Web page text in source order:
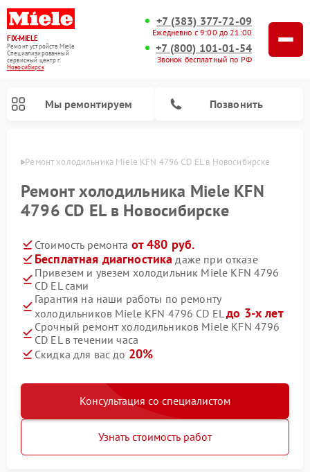
FIX-MIELE
Ремонт устройств Miele
Специализированный
cервисный центр г.
Новосибирск
+7 (383) 377-72-09
Ежедневно с 9:00 до 21:00
+7 (800) 101-01-54
Звонок бесплатный по РФ
Мы ремонтируем Позвонить
Ремонт холодильника Miele KFN 4796 CD EL в Новосибирске
Ремонт холодильника Miele KFN
4796 CD EL в Новосибирске
Стоимость ремонта от 480 руб.
Бесплатная диагностика даже при отказе
Привезем и увезем холодильник Miele KFN 4796
CD EL сами
Гарантия на наши работы по ремонту
холодильников Miele KFN 4796 CD ELдо 3-х лет
Срочный ремонт холодильников Miele KFN 4796
CD EL в течении часа
Скидка для вас до 20%
Консультация со специалистом
Узнать стоимость работ